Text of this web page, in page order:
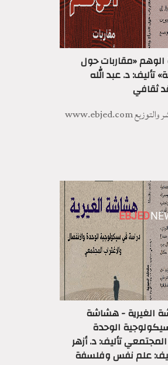
الوهم «مقاربات حول
تأليف: د. عبد الله
ثقافي
مؤسسة ابجد للترجمة والنشر والتوزيع www.ebjed.com
EBJED
الغيرية - هشاشة
الوحدة
تأليف: د. أزهر
علم نفس وفلسفة